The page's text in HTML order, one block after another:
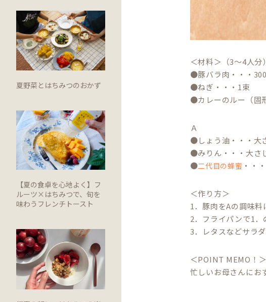
夏野菜とはちみつのおかず
【夏の食卓を心地よく】フ
ルーツ×はちみつで、旬を
味わうフレンチトースト
＜材料＞（3～4人分）
●豚バラ肉・・・
●ねぎ・・・1束
●カレーのルー（固
Ａ
●しょう油・・・大
●みりん・・・大さ
●二代目の蜂蜜 ・・
＜作り方＞
1．豚肉をAの調味料
2．フライパンで1．
3．レタスなどサラ
＜POINT MEMO！＞
忙しいお母さんにお